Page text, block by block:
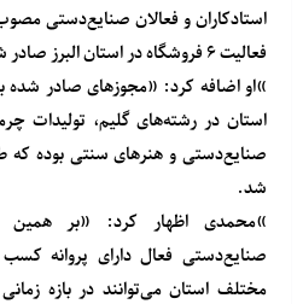
استادکاران و فعالان صنایع‌دستی
فعالیت ۶ فروشگاه در استان البرز صادر شد.
»او اضافه کرد: «مجوز‌ها‌ی صادر شده
استان در رشته‌های گلیم، تولید‌ات
صنایع‌دستی و هنر‌ها‌ی سنتی بوده که
شد.
»محمدی اظهار کرد: «بر همین
صنایع‌دستی فعال دارای پروانه
مختلف استان می‌توانند در بازه